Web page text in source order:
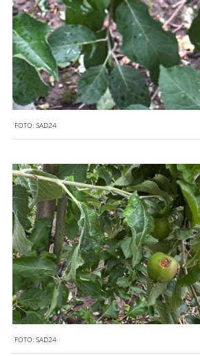
FOTO: SAD24
FOTO: SAD24